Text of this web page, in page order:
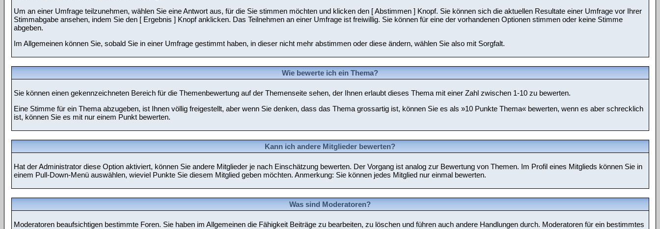
Um an einer Umfrage teilzunehmen, wählen Sie eine Antwort aus, für die Sie stimmen möchten und klicken den [ Abstimmen ] Knopf. Sie können sich die aktuellen Resultate einer Umfrage vor Ihrer
Stimmabgabe ansehen, indem Sie den [ Ergebnis ] Knopf anklicken. Das Teilnehmen an einer Umfrage ist freiwillig. Sie können für eine der vorhandenen Optionen stimmen oder keine Stimme
abgeben.
Im Allgemeinen können Sie, sobald Sie in einer Umfrage gestimmt haben, in dieser nicht mehr abstimmen oder diese ändern, wählen Sie also mit Sorgfalt.
Wie bewerte ich ein Thema?
Sie können einen gekennzeichneten Bereich für die Themenbewertung auf der Themenseite sehen, der Ihnen erlaubt dieses Thema mit einer Zahl zwischen 1-10 zu bewerten.
Eine Stimme für ein Thema abzugeben, ist Ihnen völlig freigestellt, aber wenn Sie denken, dass das Thema grossartig ist, können Sie es als »10 Punkte Thema« bewerten, wenn es aber schrecklich
ist, können Sie es mit nur einem Punkt bewerten.
Kann ich andere Mitglieder bewerten?
Hat der Administrator diese Option aktiviert, können Sie andere Mitglieder je nach Einschätzung bewerten. Der Vorgang ist analog zur Bewertung von Themen. Im Profil eines Mitglieds können Sie in
einem Pull-Down-Menü auswählen, wieviel Punkte Sie diesem Mitglied geben möchten. Anmerkung: Sie können jedes Mitglied nur einmal bewerten.
Was sind Moderatoren?
Moderatoren beaufsichtigen bestimmte Foren. Sie haben im Allgemeinen die Fähigkeit Beiträge zu bearbeiten, zu löschen und führen auch andere Handlungen durch. Moderatoren für ein bestimmtes